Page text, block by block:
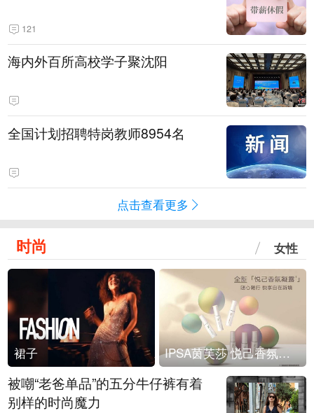
121
海内外百所高校学子聚沈阳
全国计划招聘特岗教师8954名
点击查看更多
时尚 女性
裙子 IPSA茵芙莎 悦己香氛凝露上市
被嘲“老爸单品”的五分牛仔裤有着
别样的时尚魔力